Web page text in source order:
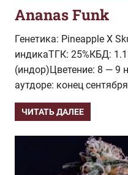
Ananas Funk
Генетика: Pineapple X
индикаТГК: 25%КБД:
(индор)Цветение: 8 — 9
аутдоре: конец
ЧИТАТЬ ДАЛЕЕ